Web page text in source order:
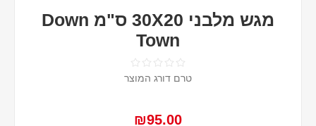
מגש מלבני 30X20 ס"מ Down
Town
טרם דורג המוצר
₪95.00